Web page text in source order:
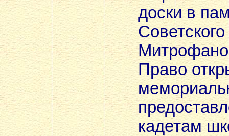
доски в
Право
кадетам